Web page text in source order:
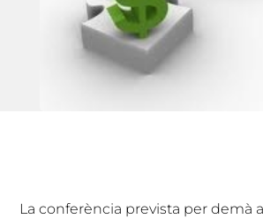
La conferència prevista per demà